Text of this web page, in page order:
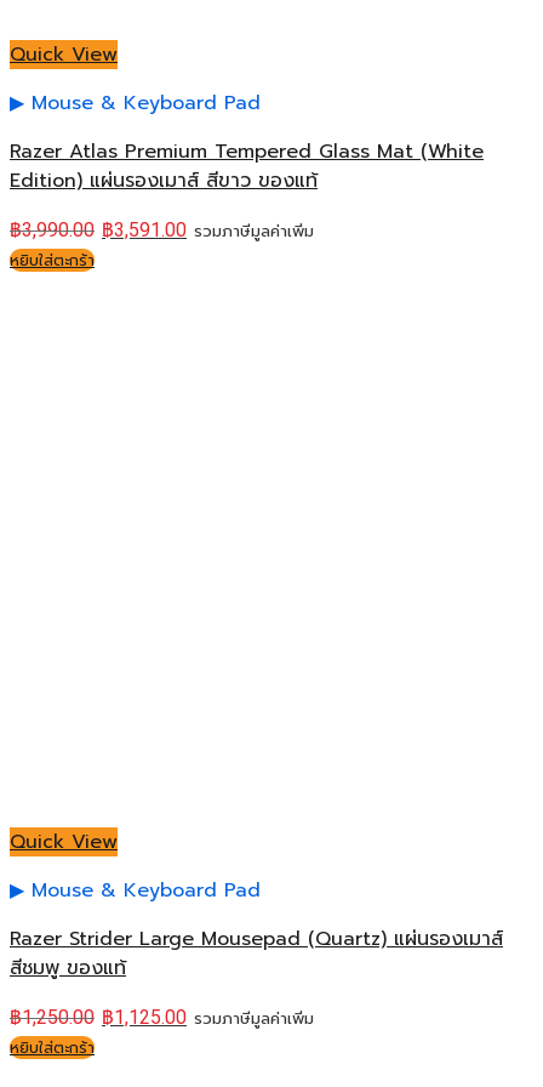
Quick View
Mouse & Keyboard Pad
Razer Atlas Premium Tempered Glass Mat (White
Edition) แผ่นรองเมาส์ สีขาว ของแท้
฿3,990.00 ฿3,591.00 รวมภาษีมูลค่าเพิ่ม
หยิบใส่ตะกร้า
Quick View
Mouse & Keyboard Pad
Razer Strider Large Mousepad (Quartz) แผ่นรองเมาส์
สีชมพู ของแท้
฿1,250.00 ฿1,125.00 รวมภาษีมูลค่าเพิ่ม
หยิบใส่ตะกร้า